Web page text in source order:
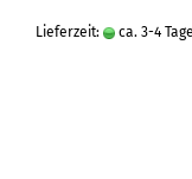
Lieferzeit: ca. 3-4 Tage